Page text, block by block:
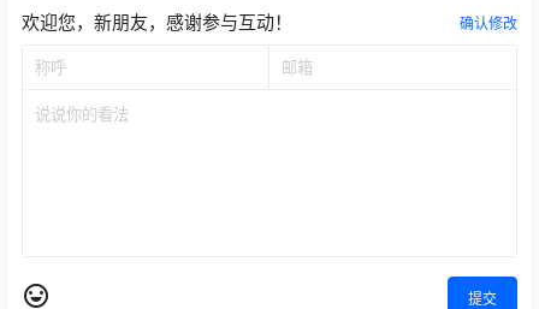
欢迎您，新朋友，感谢参与互动！ 确认修改
提交